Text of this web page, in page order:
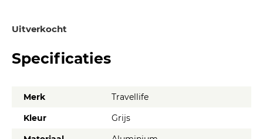
Uitverkocht
Specificaties
Merk
Travellife
Kleur
Grijs